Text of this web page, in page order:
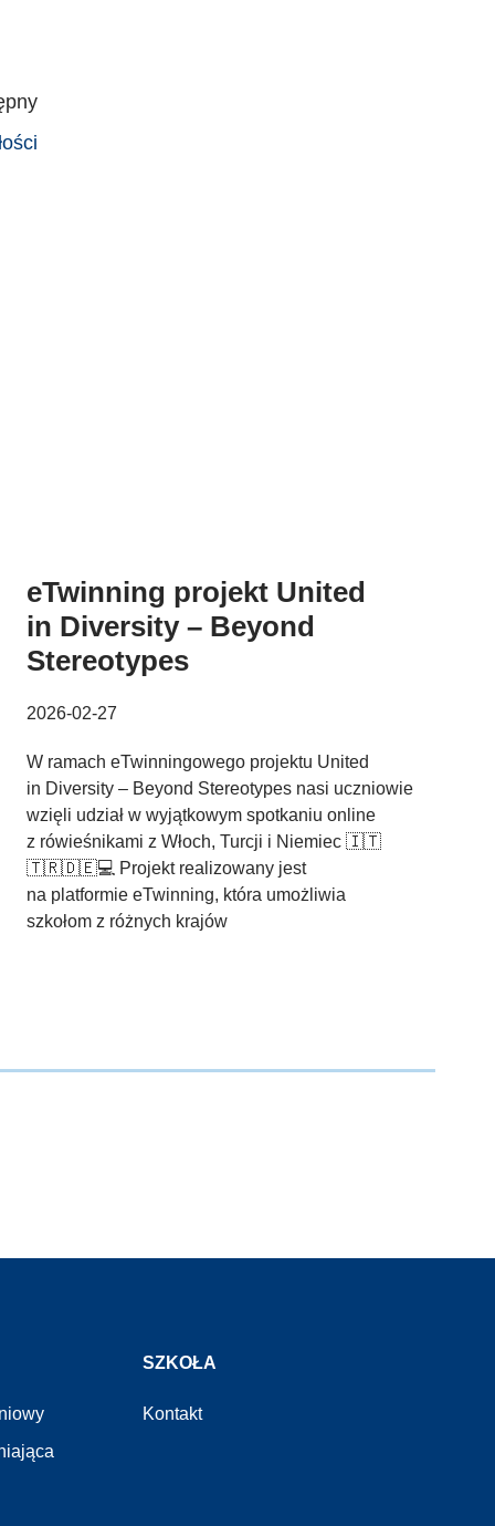
eTwinning projekt United
in Diversity – Beyond
Stereotypes
2026-02-27
W ramach eTwinningowego projektu United
in Diversity – Beyond Stereotypes nasi uczniowie
wzięli udział w wyjątkowym spotkaniu online
z rówieśnikami z Włoch, Turcji i Niemiec 🇮🇹
🇹🇷🇩🇪💻 Projekt realizowany jest
na platformie eTwinning, która umożliwia
szkołom z różnych krajów
SZKOŁA
Kontakt